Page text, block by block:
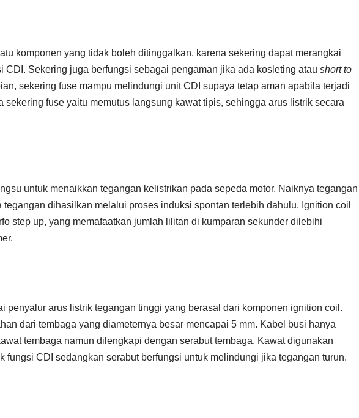
komponen yang tidak boleh ditinggalkan, karena sekering dapat merangkai
CDI. Sekering juga berfungsi sebagai pengaman jika ada kosleting atau short to
sekering fuse mampu melindungi unit CDI supaya tetap aman apabila terjadi
sekering fuse yaitu memutus langsung kawat tipis, sehingga arus listrik secara
untuk menaikkan tegangan kelistrikan pada sepeda motor. Naiknya tegangan
tegangan dihasilkan melalui proses induksi spontan terlebih dahulu. Ignition coil
step up, yang memafaatkan jumlah lilitan di kumparan sekunder dilebihi
penyalur arus listrik tegangan tinggi yang berasal dari komponen ignition coil.
dari tembaga yang diameternya besar mencapai 5 mm. Kabel busi hanya
tembaga namun dilengkapi dengan serabut tembaga. Kawat digunakan
fungsi CDI sedangkan serabut berfungsi untuk melindungi jika tegangan turun.